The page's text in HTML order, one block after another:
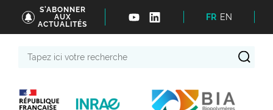
S'ABONNER
AUX
ACTUALITÉS
FR EN